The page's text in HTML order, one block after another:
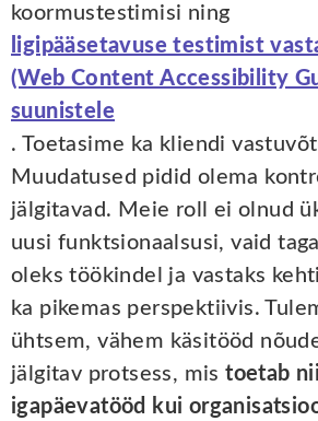
koormustestimisi ning
ligipääsetavuse testimist
(Web Content Accessibility
suunistele
. Toetasime ka kliendi
Muudatused pidid olema
jälgitavad. Meie roll ei olnud
uusi funktsionaalsusi, vaid
oleks töökindel ja vastaks
ka pikemas perspektiivis.
ühtsem, vähem käsitööd
jälgitav protsess, mistoetab
igapäevatööd kui